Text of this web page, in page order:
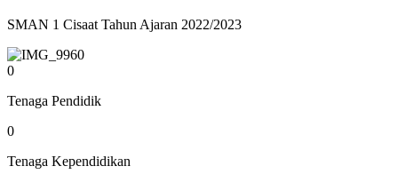
SMAN 1 Cisaat Tahun Ajaran 2022/2023
0
Tenaga Pendidik
0
Tenaga Kependidikan